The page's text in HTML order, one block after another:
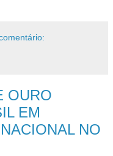
OURO
EM
NO